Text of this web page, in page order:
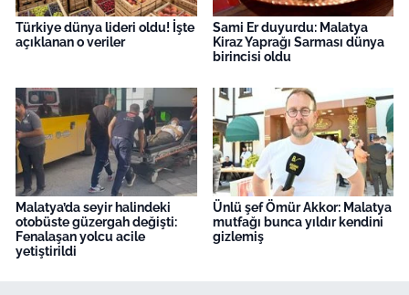
Türkiye dünya lideri oldu! İşte
açıklanan o veriler
Sami Er duyurdu: Malatya
Kiraz Yaprağı Sarması dünya
birincisi oldu
Malatya’da seyir halindeki
otobüste güzergah değişti:
Fenalaşan yolcu acile
yetiştirildi
Ünlü şef Ömür Akkor: Malatya
mutfağı bunca yıldır kendini
gizlemiş